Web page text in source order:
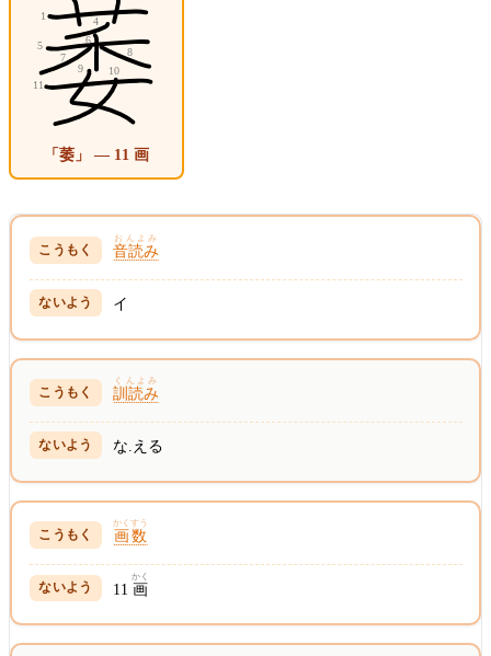
「萎」 — 11 画
音読み
おんよみ
イ
訓読み
くんよみ
な.える
画数
かくすう
11画
かく